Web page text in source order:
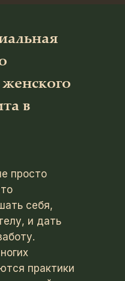
в
просто
себя,
и дать
практики